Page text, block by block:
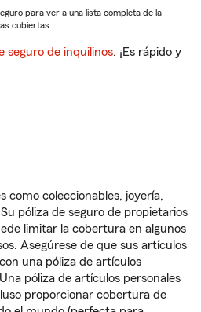
para ver a una lista completa de la
cubiertas.
seguro de inquilinos. ¡Es rápido y
como coleccionables, joyería,
póliza de seguro de propietarios
limitar la cobertura en algunos
Asegúrese de que sus artículos
una póliza de artículos
póliza de artículos personales
proporcionar cobertura de